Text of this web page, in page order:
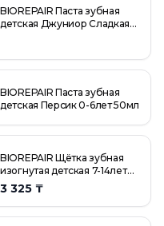
BIOREPAIR Паста зубная
детская Джуниор Сладкая
BIOREPAIR Паста зубная
детская Персик 0-6лет 50мл
BIOREPAIR Щётка зубная
изогнутая детская 7-14лет
medio morbido
3 325 ₸